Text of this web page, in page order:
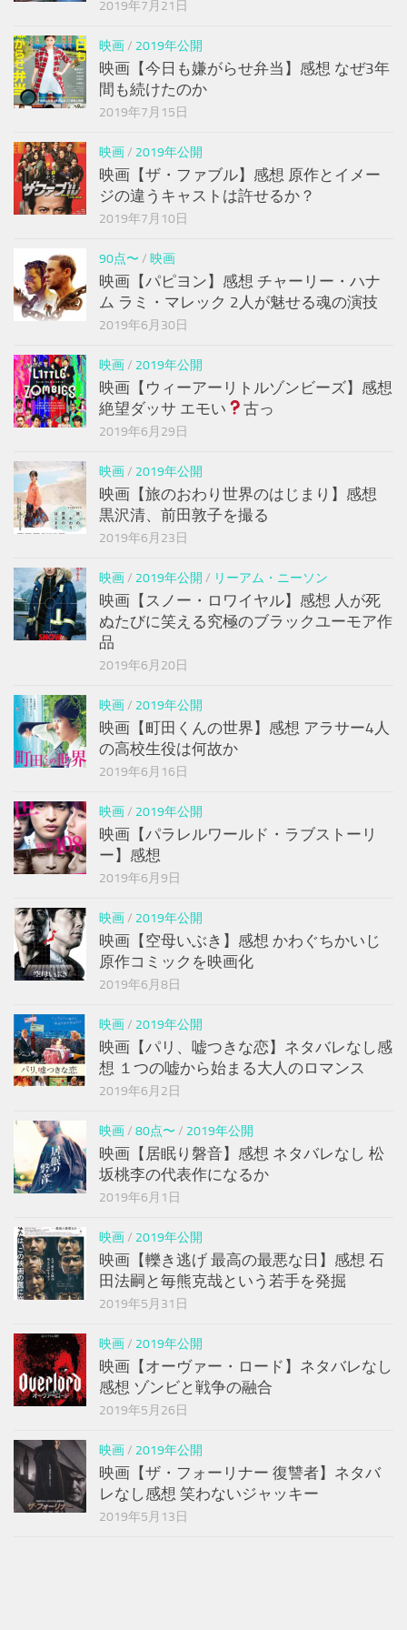
2019年7月21日
映画/ 2019年公開
映画【今日も嫌がらせ弁当】感想 なぜ3年
間も続けたのか
2019年7月15日
映画/ 2019年公開
映画【ザ・ファブル】感想 原作とイメー
ジの違うキャストは許せるか？
2019年7月10日
90点〜 / 映画
映画【パピヨン】感想 チャーリー・ハナ
ム ラミ・マレック 2人が魅せる魂の演技
2019年6月30日
映画/ 2019年公開
映画【ウィーアーリトルゾンビーズ】感想
絶望ダッサ エモい
古っ
2019年6月29日
映画/ 2019年公開
映画【旅のおわり世界のはじまり】感想
黒沢清、前田敦子を撮る
2019年6月23日
映画/ 2019年公開 / リーアム・ニーソン
映画【スノー・ロワイヤル】感想 人が死
ぬたびに笑える究極のブラックユーモア作
品
2019年6月20日
映画/ 2019年公開
映画【町田くんの世界】感想 アラサー4人
の高校生役は何故か
2019年6月16日
映画/ 2019年公開
映画【パラレルワールド・ラブストーリ
ー】感想
2019年6月9日
映画/ 2019年公開
映画【空母いぶき】感想 かわぐちかいじ
原作コミックを映画化
2019年6月8日
映画/ 2019年公開
映画【パリ、嘘つきな恋】ネタバレなし感
想 １つの嘘から始まる大人のロマンス
2019年6月2日
映画/ 80点〜 / 2019年公開
映画【居眠り磐音】感想 ネタバレなし 松
坂桃李の代表作になるか
2019年6月1日
映画/ 2019年公開
映画【轢き逃げ 最高の最悪な日】感想 石
田法嗣と毎熊克哉という若手を発掘
2019年5月31日
映画/ 2019年公開
映画【オーヴァー・ロード】ネタバレなし
感想 ゾンビと戦争の融合
2019年5月26日
映画/ 2019年公開
映画【ザ・フォーリナー 復讐者】ネタバ
レなし感想 笑わないジャッキー
2019年5月13日